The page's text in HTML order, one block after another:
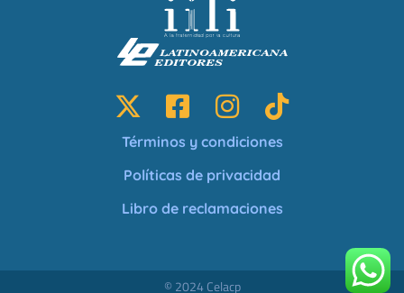
Términos y condiciones
Políticas de privacidad
Libro de reclamaciones
© 2024 Celacp